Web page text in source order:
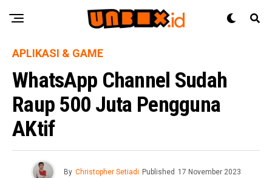
APLIKASI & GAME
WhatsApp Channel Sudah
Raup 500 Juta Pengguna
AKtif
By Christopher Setiadi Published 17 November 2023